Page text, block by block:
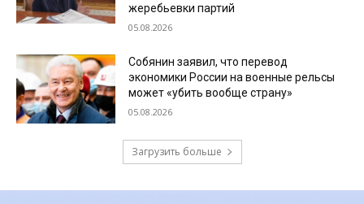
жеребьевки партий
05.08.2026
Собянин заявил, что перевод
экономики России на военные рельсы
может «убить вообще страну»
05.08.2026
Загрузить больше